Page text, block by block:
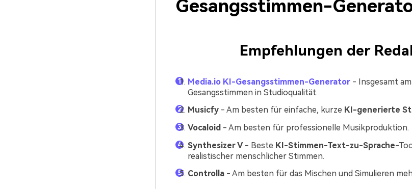
Gesangsstimmen-
Empfehlungen der
Media.io KI-Gesangsstimmen-Generator- Insgesamt
Gesangsstimmen in Studioqualität.
Musicfy- Am besten für einfache, kurze KI-generierte
Vocaloid - Am besten für professionelle Musikproduktion.
Synthesizer V- Beste KI-Stimmen-Text-zu-Sprache-
realistischer menschlicher Stimmen.
Controlla- Am besten für das Mischen und Simulieren